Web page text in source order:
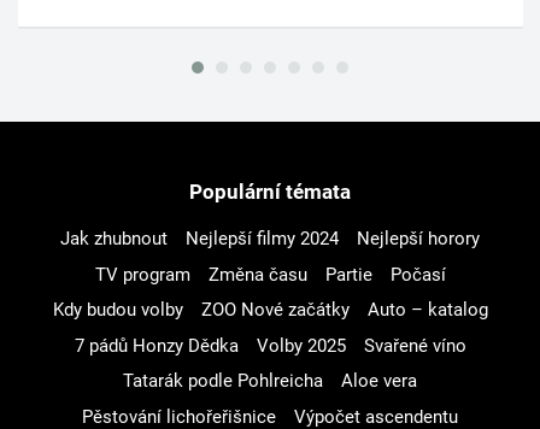
Populární témata
Jak zhubnout Nejlepší filmy 2024
Nejlepší horory
TV program
Změna času Partie
Počasí
Kdy budou volby
ZOO Nové začátky
Auto – katalog
7 pádů Honzy Dědka
Volby 2025
Svařené víno
Tatarák podle Pohlreicha
Aloe vera
Pěstování lichořeřišnice
Výpočet ascendentu